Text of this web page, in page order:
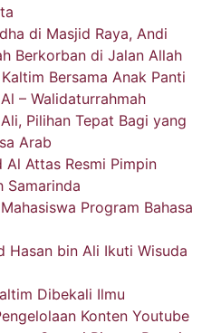
di Masjid Raya, Andi
Berkorban di Jalan Allah
Bersama Anak Panti
– Walidaturrahmah
Pilihan Tepat Bagi yang
Arab
Al Attas Resmi Pimpin
Samarinda
Program Bahasa
Hasan bin Ali Ikuti Wisuda
Dibekali Ilmu
Konten Youtube